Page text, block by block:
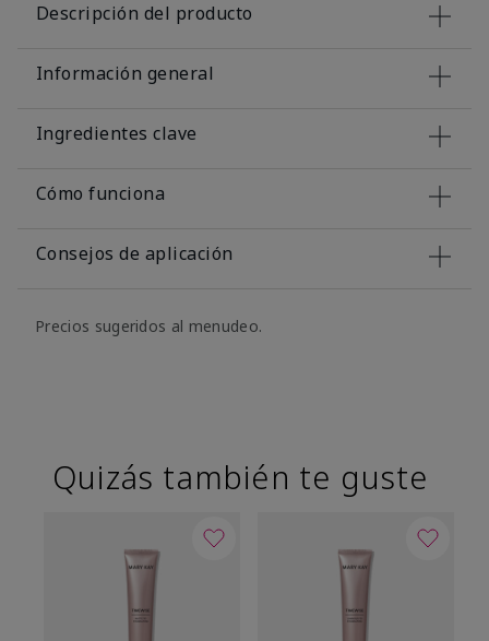
Descripción del producto
Información general
Ingredientes clave
Cómo funciona
Consejos de aplicación
Precios sugeridos al menudeo.
Quizás también te guste